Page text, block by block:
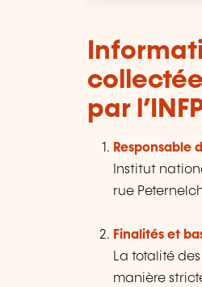
par
Responsable
Institut
rue
Finalités et
La totalité
manière